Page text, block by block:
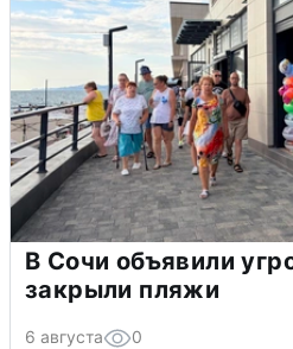
В Сочи объявили
закрыли пляжи
6 августа 0